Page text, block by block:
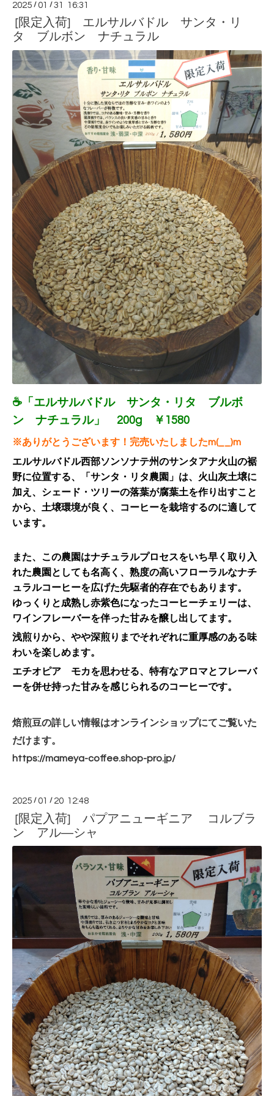
2025 /01 /31 16:31
[限定入荷] エルサルバドル サンタ・リ
タ ブルボン ナチュラル
☕「エルサルバドル サンタ・リタ ブルボ
ン ナチュラル」 200g ￥1580
※ありがとうございます！完売いたしましたm(__)m
エルサルバドル西部ソンソナテ州のサンタアナ火山の裾
野に位置する、「サンタ・リタ農園」は、火山灰土壌に
加え、シェード・ツリーの落葉が腐葉土を作り出すこと
から、土壌環境が良く、
コーヒーを栽培するのに適して
います。
また、この農園はナチュラルプロセスをいち早く取り入
れた農園としても名高く、熟度の高いフローラルなナチ
ュラルコーヒーを広げた先駆者的存在でもあります。
ゆっくりと成熟し赤紫色になったコーヒーチェリーは、
ワインフレーバーを伴った甘みを醸し出してます。
浅煎りから、やや深煎りまでそれぞれに重厚感のある味
わいを楽しめます。
エチオピア モカを思わせる、特有なアロマとフレーバ
ーを併せ持った甘みを感じられるのコーヒーです。
焙煎豆の詳しい情報はオンラインショップにてご覧いた
だけます。
https://mameya-coffee.shop-pro.jp/
2025 /01 / 20 12:48
[限定入荷] パプアニューギニア コルブラ
ン アル―シャ